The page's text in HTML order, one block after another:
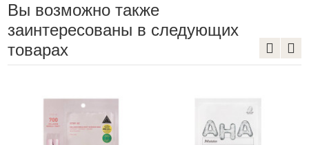
Вы возможно также
заинтересованы в следующих
товарах